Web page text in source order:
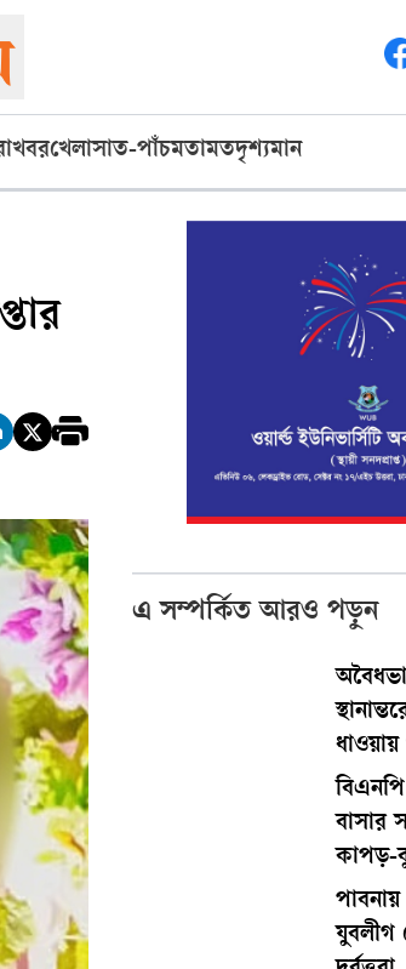
খেলাসাত-পাঁচমতামতদৃশ্যমান
এ সম্পর্কিত আরও পড়ুন
বাসার
কাপড়-
যুবলীগ